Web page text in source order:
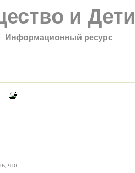
и Дети
Информационный ресурс
что